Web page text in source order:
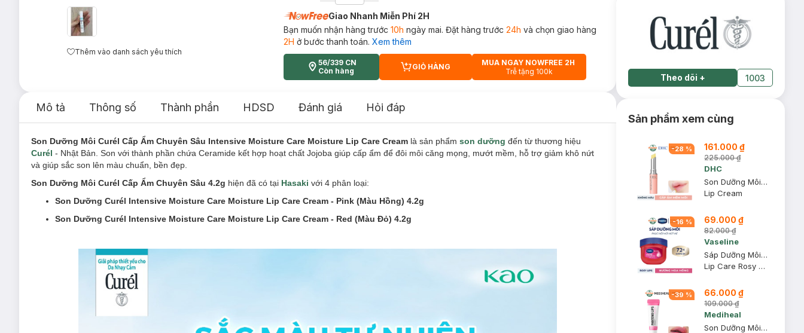
Thêm vào danh sách yêu thích
Giao Nhanh Miễn Phí 2H
Bạn muốn nhận hàng trước 10h ngày mai. Đặt hàng trước 24h và chọn giao hàng
2H ở bước thanh toán. Xem thêm
56/339 CN
Còn hàng
CART PLUS ICON
GIỎ HÀNG
MUA NGAY NOWFREE 2H
Trễ tặng 100k
Mô tả Thông số Thành phần HDSD Đánh giá Hỏi đáp
Son Dưỡng Môi Curél Cấp Ẩm Chuyên Sâu Intensive Moisture Care Moisture Lip Care Cream là sản phẩm son dưỡng đến từ thương hiệu
Curél - Nhật Bản. Son với thành phần chứa Ceramide kết hợp hoạt chất Jojoba giúp cấp ẩm để đôi môi căng mọng, mướt mềm, hỗ trợ giảm khô nứt
và giúp sắc son lên màu chuẩn, bền đẹp.
Son Dưỡng Môi Curél Cấp Ẩm Chuyên Sâu 4.2g hiện đã có tại Hasaki với 4 phân loại:
Son Dưỡng Curél Intensive Moisture Care Moisture Lip Care Cream - Pink (Màu Hồng) 4.2g
Son Dưỡng Curél Intensive Moisture Care Moisture Lip Care Cream - Red (Màu Đỏ) 4.2g
Theo dõi + 1003
Sản phẩm xem cùng
-28 % 161.000 ₫
225.000 ₫
DHC
Son Dưỡng Môi DHC Không Màu Hỗ Trợ Giảm Thâm Môi 1.5g
Lip Cream
-16 % 69.000 ₫
82.000 ₫
Vaseline
Sáp Dưỡng Môi Vaseline Hồng Xinh 7g
Lip Care Rosy Lips
-39 % 66.000 ₫
109.000 ₫
Mediheal
Son Dưỡng Môi Mediheal Hỗ Trợ Mờ Thâm, Dưỡng Ẩm Ban Ngày 10ml